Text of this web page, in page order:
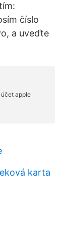
číslo
a uveďte
karta